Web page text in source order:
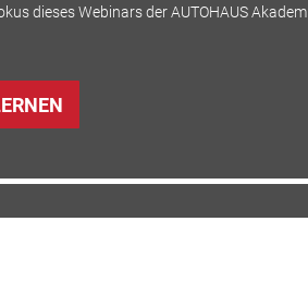
dieses Webinars der AUTOHAUS